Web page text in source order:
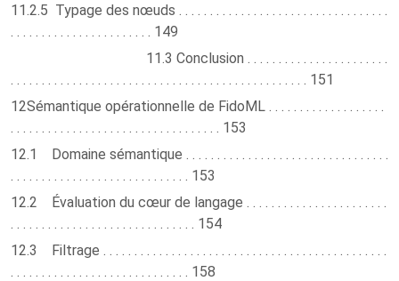
11.2.5 Typage des nœuds . . . . . . . . . . . . . . . . . . . . . . . . . . . . . . . . . .
. . . . . . . . . . . . . . . . . . . . . . . 149
11.3 Conclusion . . . . . . . . . . . . . . . . . . . . . . .
. . . . . . . . . . . . . . . . . . . . . . . . . . . . . . . . . . . . . . . . . . . . . . . . 151
12Sémantique opérationnelle de FidoML . . . . . . . . . . . . . . . . . . .
. . . . . . . . . . . . . . . . . . . . . . . . . . . . . . . . . . 153
12.1 Domaine sémantique . . . . . . . . . . . . . . . . . . . . . . . . . . . . . . . . .
. . . . . . . . . . . . . . . . . . . . . . . . . . . . . 153
12.2 Évaluation du cœur de langage . . . . . . . . . . . . . . . . . . . . . . .
. . . . . . . . . . . . . . . . . . . . . . . . . . . . . . 154
12.3 Filtrage . . . . . . . . . . . . . . . . . . . . . . . . . . . . . . . . . . . . . . . . . . . . . .
. . . . . . . . . . . . . . . . . . . . . . . . . . . . . 158